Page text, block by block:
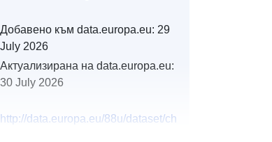
Добавено към data.europa.eu: 29
July 2026
Актуализирана на data.europa.eu:
30 July 2026
http://data.europa.eu/88u/dataset/ch